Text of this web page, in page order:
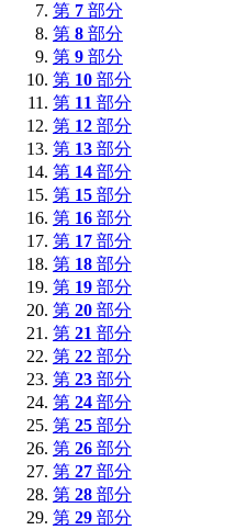
第 7 部分
第 8 部分
第 9 部分
第 10 部分
第 11 部分
第 12 部分
第 13 部分
第 14 部分
第 15 部分
第 16 部分
第 17 部分
第 18 部分
第 19 部分
第 20 部分
第 21 部分
第 22 部分
第 23 部分
第 24 部分
第 25 部分
第 26 部分
第 27 部分
第 28 部分
第 29 部分